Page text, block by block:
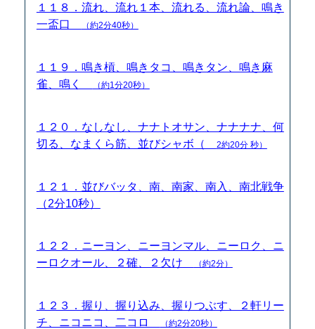
１１８．流れ、流れ１本、流れる、流れ論、鳴き
一盃口
（約2分40秒）
１１９．鳴き槓、鳴きタコ、鳴きタン、鳴き麻
雀、鳴く
（約1分20秒）
１２０．なしなし、ナナトオサン、ナナナナ、何
切る、なまくら筋、並びシャボ（
2約20分 秒）
１２１．並びバッタ、南、南家、南入、南北戦争
（2分10秒）
１２２．ニーヨン、ニーヨンマル、ニーロク、ニ
ーロクオール、２確、２欠け
（約2分）
１２３．握り、握り込み、握りつぶす、２軒リー
チ、ニコニコ、二コロ
（約2分20秒）